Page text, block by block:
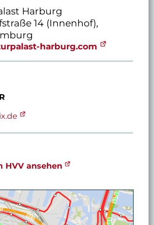
Harburg
14 (Innenhof),
harburg.com
HVV ansehen